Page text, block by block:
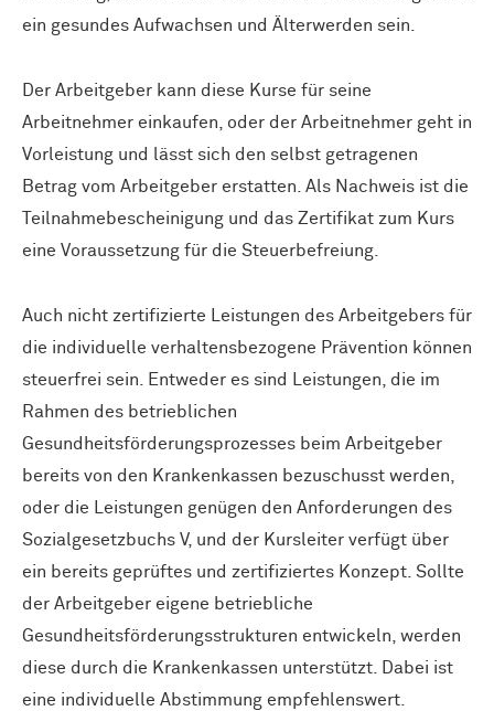
ein gesundes Aufwachsen und Älterwerden sein.
Der Arbeitgeber kann diese Kurse für seine
Arbeitnehmer einkaufen, oder der Arbeitnehmer geht in
Vorleistung und lässt sich den selbst getragenen
Betrag vom Arbeitgeber erstatten. Als Nachweis ist die
Teilnahmebescheinigung und das Zertifikat zum Kurs
eine Voraussetzung für die Steuerbefreiung.
Auch nicht zertifizierte Leistungen des Arbeitgebers für
die individuelle verhaltensbezogene Prävention können
steuerfrei sein. Entweder es sind Leistungen, die im
Rahmen des betrieblichen
Gesundheitsförderungsprozesses beim Arbeitgeber
bereits von den Krankenkassen bezuschusst werden,
oder die Leistungen genügen den Anforderungen des
Sozialgesetzbuchs V, und der Kursleiter verfügt über
ein bereits geprüftes und zertifiziertes Konzept. Sollte
der Arbeitgeber eigene betriebliche
Gesundheitsförderungsstrukturen entwickeln, werden
diese durch die Krankenkassen unterstützt. Dabei ist
eine individuelle Abstimmung empfehlenswert.